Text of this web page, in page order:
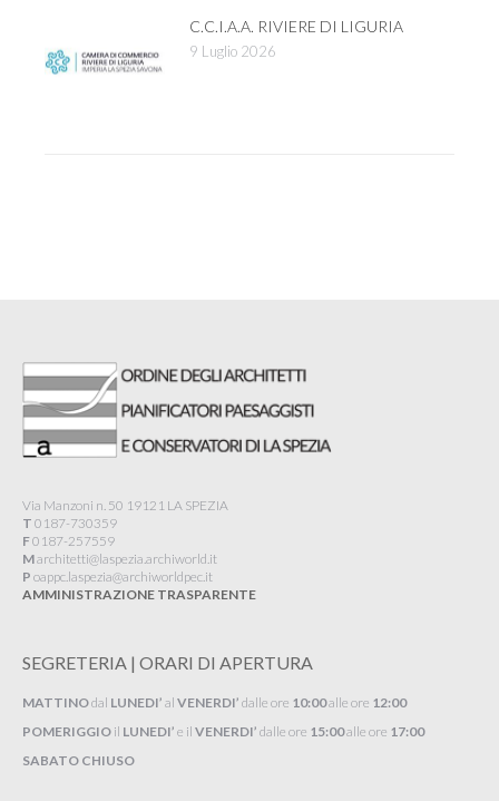
C.C.I.A.A. RIVIERE DI LIGURIA
9 Luglio 2026
Via Manzoni n. 50 19121 LA SPEZIA
T 0187-730359
F0187-257559
Marchitetti@laspezia.archiworld.it
P oappc.laspezia@archiworldpec.it​
AMMINISTRAZIONE TRASPARENTE
SEGRETERIA | ORARI DI APERTURA
MATTINOdal LUNEDI’ al VENERDI’ dalle ore 10:00alle ore 12:00
POMERIGGIO il LUNEDI’ e il VENERDI’ dalle ore 15:00alle ore 17:00
SABATO CHIUSO